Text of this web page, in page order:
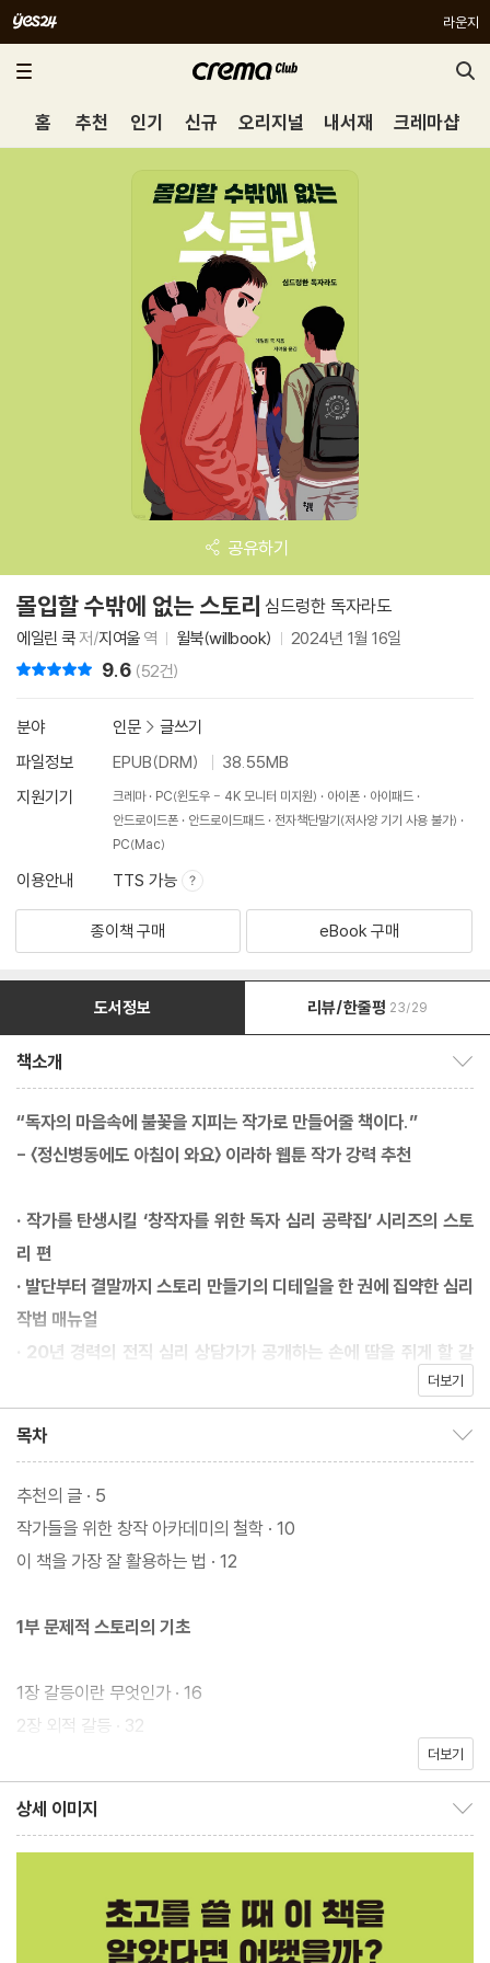
라운지
홈 추천 인기 신규 오리지널 내서재 크레마샵
공유하기
몰입할 수밖에 없는 스토리 심드렁한 독자라도
에일린 쿡저/지여울역 윌북(willbook) 2024년 1월 16일
9.6 (52건)
분야 인문 > 글쓰기
파일정보
EPUB(DRM)
38.55MB
지원기기
크레마 PC(윈도우 - 4K 모니터 미지원) 아이폰
아이패드
안드로이드폰
안드로이드패드
전자책단말기(저사양 기기 사용 불가)
PC(Mac)
이용안내 TTS 가능
종이책 구매 eBook 구매
도서정보 리뷰/한줄평 23/29
책소개
“독자의 마음속에 불꽃을 지피는 작가로 만들어줄 책이다.”
- 〈정신병동에도 아침이 와요〉 이라하 웹툰 작가 강력 추천
· 작가를 탄생시킬 ‘창작자를 위한 독자 심리 공략집’ 시리즈의 스토
리 편
· 발단부터 결말까지 스토리 만들기의 디테일을 한 권에 집약한 심리
작법 매뉴얼
· 20년 경력의 전직 심리 상담가가 공개하는 손에 땀을 쥐게 할 갈
이야기를 쫄깃하게 만드는 갈등으로 심드렁한 독자까지 몰입할 수
밖에 없게 하는 비법이 담긴 작법서다. 마지막 장을 덮는 순간까지
독자의 집중력을 붙들고 있기 위해서는 현실적이고 개연성 있으면
서도 자극적인 장치를 설치해야 하는 법이다. 이제 막 글쓰기를 시작
사람, 이야기를 더욱 입체적으로 만들어줄 새로운 영감을 원하는 기
세세히 만나보자.
15권 이상 소설을 쓴 작가이자 20년 경력의 전직 심리 상담가인 에
일린 쿡은 심리학 지식과 더불어 그간 만나온 환자들의 실제 사례를
바탕으로 ‘재밌는’ 이야기의 핵심을 설명한다. 주인공과 대적하는 악
는 갈등 주동자들의 특징은 무엇일까? 당연하다고 여겨지는 이야기
속 설정에는 모두 이유가 있다. 쿡은 우리가 집필 중인 원고가 클리
더보기
목차
추천의 글 · 5
작가들을 위한 창작 아카데미의 철학 · 10
이 책을 가장 잘 활용하는 법 · 12
1부 문제적 스토리의 기초
1장 갈등이란 무엇인가 · 16
2장 외적 갈등 · 32
5장 작가의 딜레마 · 98
6장 갈등에 대응하는 방식 · 106
2부 갈등을 활용한 스토리
더보기
상세 이미지